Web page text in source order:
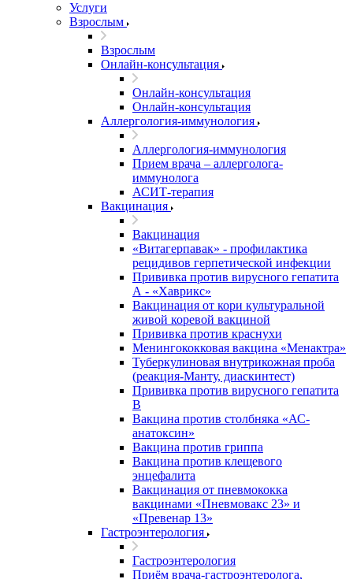
Услуги
Взрослым
Взрослым
Онлайн-консультация
Онлайн-консультация
Онлайн-консультация
Аллергология-иммунология
Аллергология-иммунология
Прием врача – аллерголога-
иммунолога
АСИТ-терапия
Вакцинация
Вакцинация
«Витагерпавак» - профилактика
рецидивов герпетической инфекции
Прививка против вирусного гепатита
А - «Хаврикс»
Вакцинация от кори культуральной
живой коревой вакциной
Прививка против краснухи
Менингококковая вакцина «Менактра»
Туберкулиновая внутрикожная проба
(реакция-Манту, диаскинтест)
Прививка против вирусного гепатита
В
Вакцина против столбняка «АС-
анатоксин»
Вакцина против гриппа
Вакцина против клещевого
энцефалита
Вакцинация от пневмококка
вакцинами «Пневмовакс 23» и
«Превенар 13»
Гастроэнтерология
Гастроэнтерология
Приём врача-гастроэнтеролога,